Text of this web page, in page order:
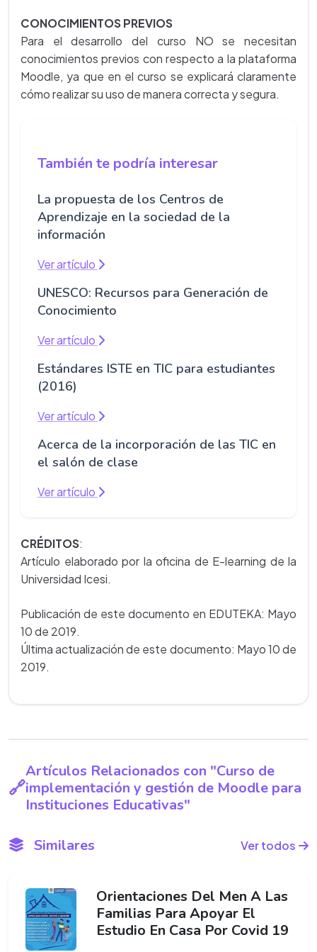
CONOCIMIENTOS PREVIOS
Para el desarrollo del curso NO se necesitan
conocimientos previos con respecto a la plataforma
Moodle, ya que en el curso se explicará claramente
cómo realizar su uso de manera correcta y segura.
También te podría interesar
La propuesta de los Centros de
Aprendizaje en la sociedad de la
información
Ver artículo
UNESCO: Recursos para Generación de
Conocimiento
Ver artículo
Estándares ISTE en TIC para estudiantes
(2016)
Ver artículo
Acerca de la incorporación de las TIC en
el salón de clase
Ver artículo
CRÉDITOS:
Artículo elaborado por la oficina de E-learning de la
Universidad Icesi.
Publicación de este documento en EDUTEKA: Mayo
10 de 2019.
Última actualización de este documento: Mayo 10 de
2019.
Artículos Relacionados con "Curso de
implementación y gestión de Moodle para
Instituciones Educativas"
Similares Ver todos
Orientaciones Del Men A Las
Familias Para Apoyar El
Estudio En Casa Por Covid 19